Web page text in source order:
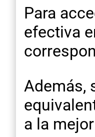
Para
efectiva
Además,
a la